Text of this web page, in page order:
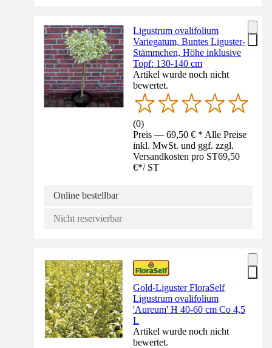
Ligustrum ovalifolium
Variegatum, Buntes Liguster-
Stämmchen, Höhe inklusive
Topf: 130-140 cm
Artikel wurde noch nicht
bewertet.
(0)
Preis — 69,50 € * Alle Preise
inkl. MwSt. und ggf. zzgl.
Versandkosten pro ST69,50
€*/ ST
Online bestellbar
Nicht reservierbar
Gold-Liguster FloraSelf
Ligustrum ovalifolium
'Aureum' H 40-60 cm Co 4,5
L
Artikel wurde noch nicht
bewertet.